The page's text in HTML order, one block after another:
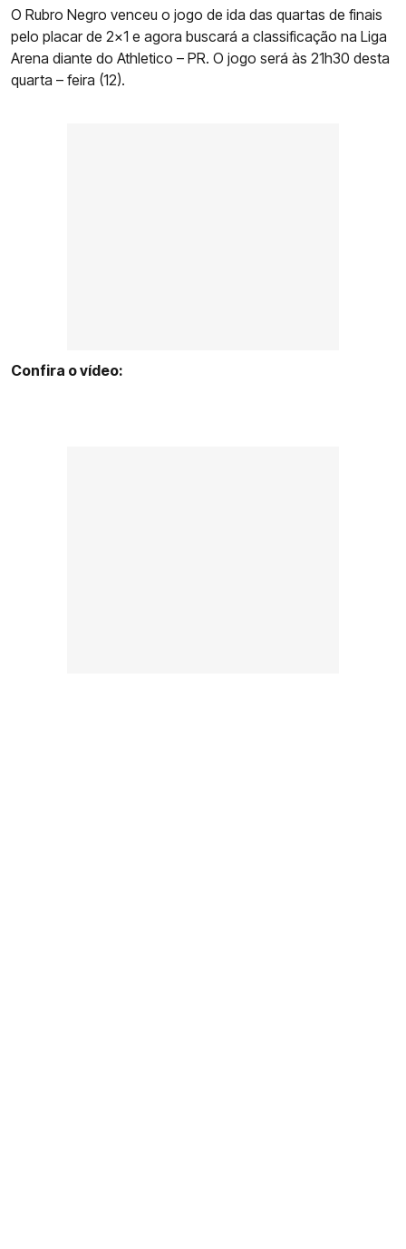
O Rubro Negro venceu o jogo de ida das quartas de finais
pelo placar de 2x1 e agora buscará a classificação na Liga
Arena diante do Athletico – PR. O jogo será às 21h30 desta
quarta – feira (12).
Confira o vídeo: